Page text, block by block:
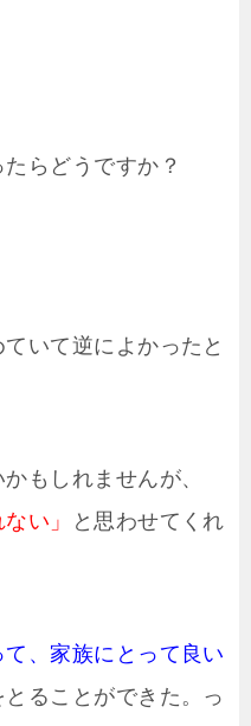
らどうですか？
いて逆によかったと
もしれませんが、
い」
と思わせてくれ
、家族にとって良い
ることができた。っ